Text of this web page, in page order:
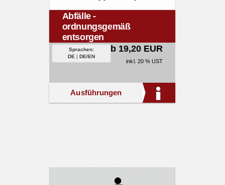
Abfälle -
ordnungsgemäß
entsorgen
Sprachen:
DE | DE/EN
ab 19,20 EUR
inkl. 20 % UST
Ausführungen